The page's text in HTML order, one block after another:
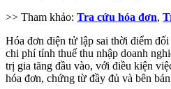
>> Tham khảo: Tra cứu hóa đơn,
Hóa đơn điện tử lập sai thời điểm
chi phí tính thuế thu nhập doanh
trị gia tăng đầu vào, với điều kiện
hóa đơn, chứng từ đầy đủ và bên